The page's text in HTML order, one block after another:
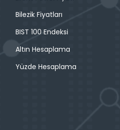
Bilezik Fiyatları
BIST 100 Endeksi
Altın Hesaplama
Yüzde Hesaplama